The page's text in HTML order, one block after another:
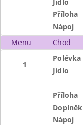
Příloha
Nápoj
Menu
Chod
1
Polévka
Jídlo
Příloha
Doplněk
Nápoj